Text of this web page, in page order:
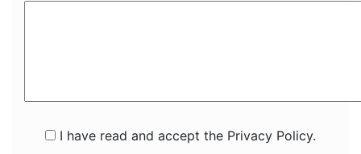
I have read and accept the Privacy Policy.